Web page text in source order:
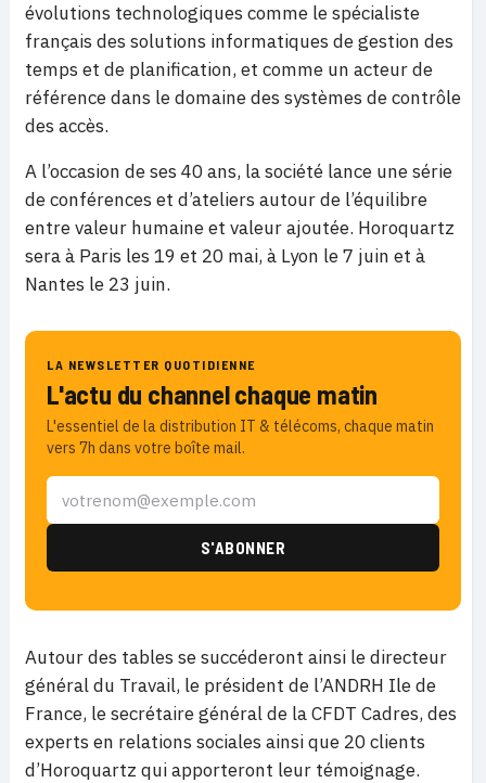
évolutions technologiques comme le spécialiste
français des solutions informatiques de gestion des
temps et de planification, et comme un acteur de
référence dans le domaine des systèmes de contrôle
des accès.
A l’occasion de ses 40 ans, la société lance une série
de conférences et d’ateliers autour de l’équilibre
entre valeur humaine et valeur ajoutée. Horoquartz
sera à Paris les 19 et 20 mai, à Lyon le 7 juin et à
Nantes le 23 juin.
LA NEWSLETTER QUOTIDIENNE
L'actu du channel chaque matin
L'essentiel de la distribution IT & télécoms, chaque matin
vers 7h dans votre boîte mail.
Autour des tables se succéderont ainsi le directeur
général du Travail, le président de l’ANDRH Ile de
France, le secrétaire général de la CFDT Cadres, des
experts en relations sociales ainsi que 20 clients
d’Horoquartz qui apporteront leur témoignage.